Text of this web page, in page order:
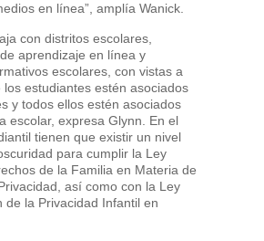
en línea”, amplía Wanick.
con distritos escolares,
aprendizaje en línea y
escolares, con vistas a
estudiantes estén asociados
y todos ellos estén asociados
escolar, expresa Glynn. En el
tienen que existir un nivel
para cumplir la Ley
de la Familia en Materia de
así como con la Ley
de la Privacidad Infantil en